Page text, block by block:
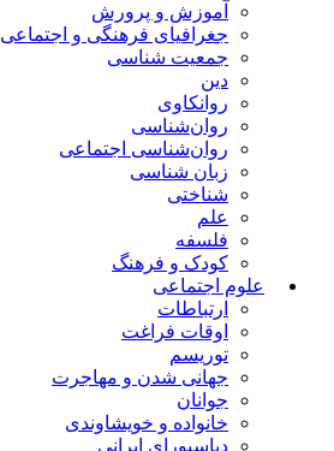
آموزش و پرورش
جغرافیای فرهنگی و اجتماعی
جمعیت شناسی
دین
روانکاوی
روان‌شناسی
روان‌شناسی اجتماعی
زبان شناسی
شناختی
علم
فلسفه
کودک و فرهنگ
علوم اجتماعی
ارتباطات
اوقات فراغت
توریسم
جهانی شدن و مهاجرت
جوانان
خانواده و خویشاوندی
دیاسپورای ایرانی